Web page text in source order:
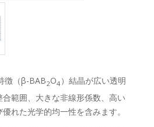
徴（β-BAB2O4）結晶が広い透明
範囲、大きな非線形係数、高い
れた光学的均一性を含みます。